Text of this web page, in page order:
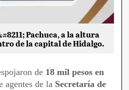
Pachuca, a la altura
de la capital de Hidalgo.
de 18 mil pesos en
agentes de la Secretaría de